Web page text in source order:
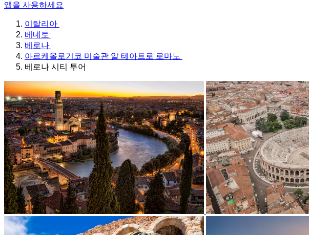
앱을 사용하세요
이탈리아
베네토
베로나
아르케올로기코 미술관 알 테아트로 로마노
베로나 시티 투어